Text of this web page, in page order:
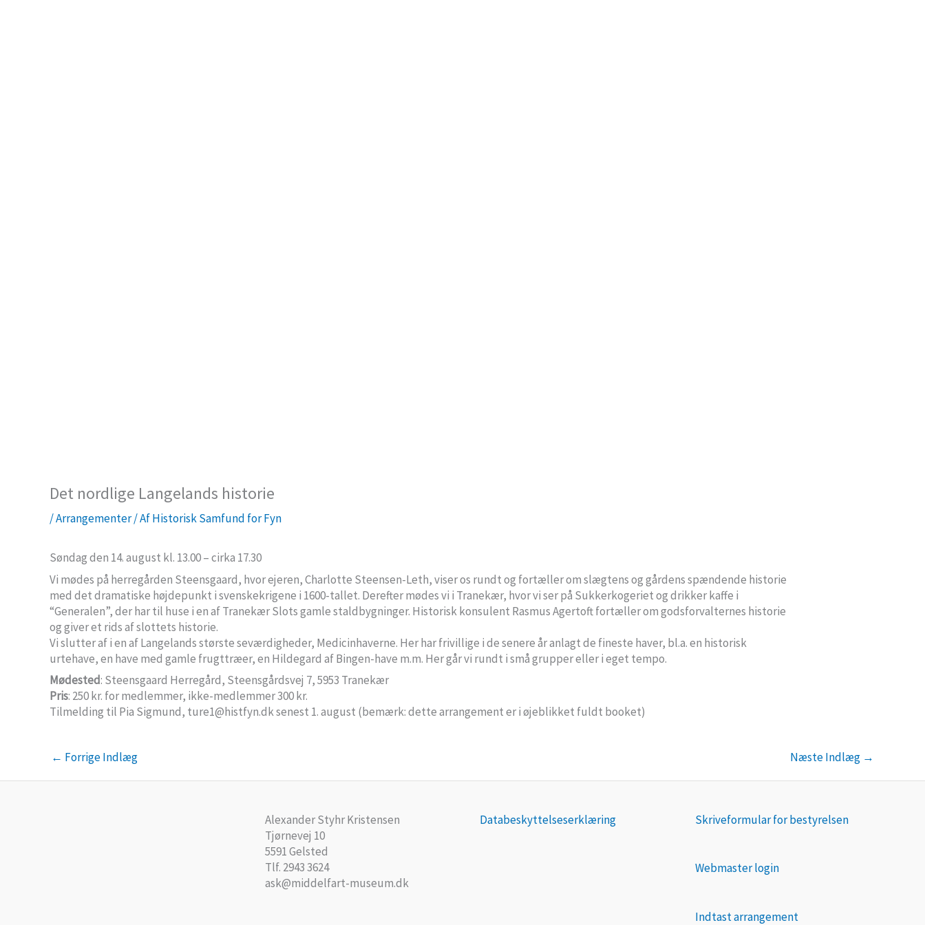
Det nordlige Langelands historie
/Arrangementer/ AfHistorisk Samfund for Fyn
Søndag den 14. august kl. 13.00 – cirka 17.30
Vi mødes på herregården Steensgaard, hvor ejeren, Charlotte Steensen-Leth, viser os rundt og fortæller om slægtens og gårdens spændende historie
med det dramatiske højdepunkt i svenskekrigene i 1600-tallet. Derefter mødes vi i Tranekær, hvor vi ser på Sukkerkogeriet og drikker kaffe i
“Generalen”, der har til huse i en af Tranekær Slots gamle staldbygninger. Historisk konsulent Rasmus Agertoft fortæller om godsforvalternes historie
og giver et rids af slottets historie.
Vi slutter af i en af Langelands største seværdigheder, Medicinhaverne. Her har frivillige i de senere år anlagt de fineste haver, bl.a. en historisk
urtehave, en have med gamle frugttræer, en Hildegard af Bingen-have m.m. Her går vi rundt i små grupper eller i eget tempo.
Mødested: Steensgaard Herregård, Steensgårdsvej 7, 5953 Tranekær
Pris: 250 kr. for medlemmer, ikke-medlemmer 300 kr.
Tilmelding til Pia Sigmund, ture1@histfyn.dk senest 1. august (bemærk: dette arrangement er i øjeblikket fuldt booket)
← Forrige Indlæg Næste Indlæg →
Alexander Styhr Kristensen
Tjørnevej 10
5591 Gelsted
Tlf. 2943 3624
ask@middelfart-museum.dk
Databeskyttelseserklæring Skriveformular for bestyrelsen
Webmaster login
Indtast arrangement